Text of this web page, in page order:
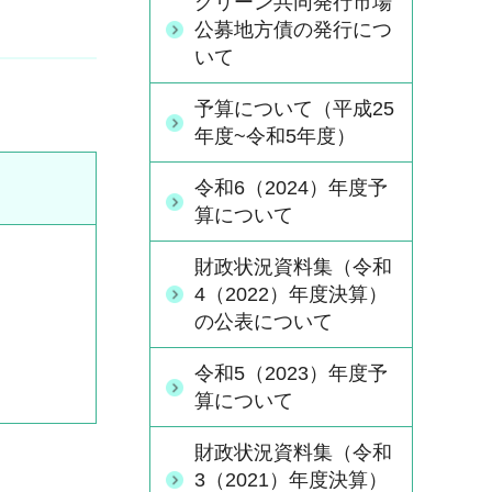
公募地方債の発行につ
いて
予算について（平成25
年度~令和5年度）
令和6（2024）年度予
算について
財政状況資料集（令和
4（2022）年度決算）
の公表について
令和5（2023）年度予
算について
財政状況資料集（令和
3（2021）年度決算）